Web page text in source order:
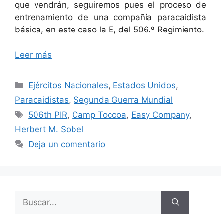
que vendrán, seguiremos pues el proceso de
entrenamiento de una compañía paracaidista
básica, en este caso la E, del 506.º Regimiento.
Leer más
Categorías
Ejércitos Nacionales, Estados Unidos,
Paracaidistas, Segunda Guerra Mundial
Etiquetas
506th PIR, Camp Toccoa, Easy Company,
Herbert M. Sobel
Deja un comentario